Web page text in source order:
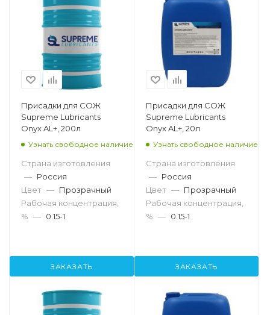
Присадки для СОЖ
Supreme Lubricants
Onyx AL+, 200л
Узнать свободное наличие
Страна изготовления
— Россия
Цвет — Прозрачный
Рабочая концентрация,
% — 0.15-1
ЗАКАЗАТЬ
Присадки для СОЖ
Supreme Lubricants
Onyx AL+, 20л
Узнать свободное наличие
Страна изготовления
— Россия
Цвет — Прозрачный
Рабочая концентрация,
% — 0.15-1
ЗАКАЗАТЬ